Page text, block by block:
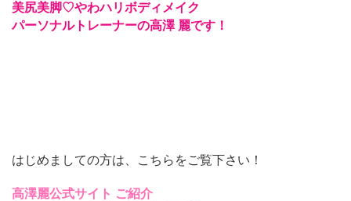
美尻美脚♡やわハリボディメイク
パーソナルトレーナーの高澤 麗です！
はじめましての方は、こちらをご覧下さい！
高澤麗公式サイト ご紹介